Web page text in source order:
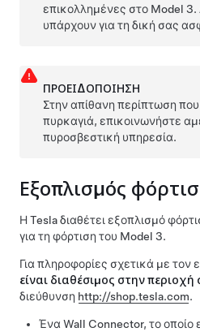
επικολλημένες στο Model 3.
υπάρχουν για τη δική σας
ΠΡΟΕΙΔΟΠΟΊΗΣΗ
Στην απίθανη περίπτωση
πυρκαγιά, επικοινωνήστε
πυροσβεστική υπηρεσία.
Εξοπλισμός
Η Tesla διαθέτει εξοπλισμό
για τη φόρτιση του Model 3.
Για πληροφορίες σχετικά με τον
είναι διαθέσιμος στην περιοχή
διεύθυνση http://shop.tesla.com.
Ένα Wall Connector, το οποίο